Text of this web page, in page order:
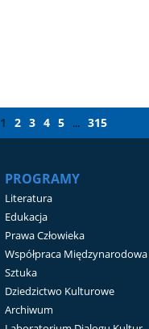
1 2 3 4 5 ... 315
PROGRAMY
Literatura
Edukacja
Prawa Człowieka
Współpraca Międzynarodowa
Sztuka
Dziedzictwo Kulturowe
Archiwum